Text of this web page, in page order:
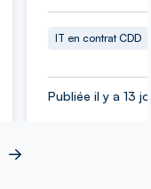
IT en contrat CDD
Publiée il y a 13